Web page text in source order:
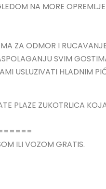
NA MORE
ZA ODMOR I
SVIM
USLUZIVATI HLADNIM
PLAZE ZUKOTRLICA
ILI VOZOM GRATIS.